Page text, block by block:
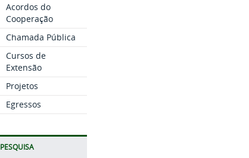
Acordos do
Cooperação
Chamada Pública
Cursos de
Extensão
Projetos
Egressos
PESQUISA